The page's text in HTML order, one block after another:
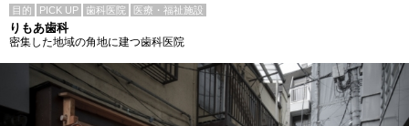
目的 PICK UP 歯科医院 医療・福祉施設
りもあ歯科
密集した地域の角地に建つ歯科医院